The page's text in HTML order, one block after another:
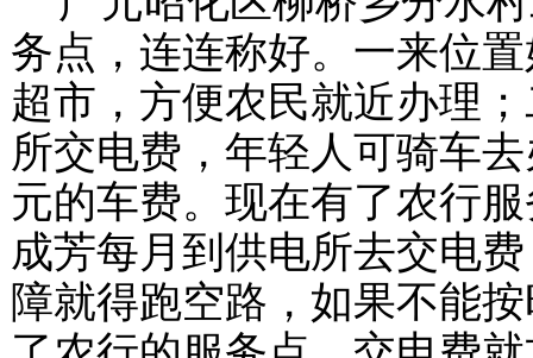
务点，连连称好。一来位
超市，方便农民就近办理
所交电费，年轻人可骑车
元的车费。现在有了农行
成芳每月到供电所去交电
障就得跑空路，如果不能